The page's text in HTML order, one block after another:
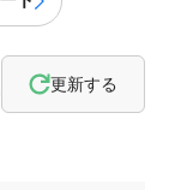
更新する